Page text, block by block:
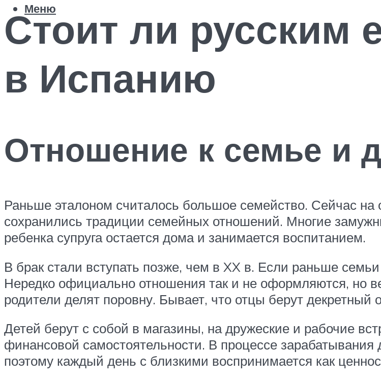
Меню
Стоит ли русским
в Испанию
Отношение к семье и
Раньше эталоном считалось большое семейство. Сейчас на
сохранились традиции семейных отношений. Многие
ребенка супруга остается дома и занимается воспитанием.
В брак стали вступать позже, чем в XX в. Если раньше
Нередко официально отношения так и не оформляются, но
родители делят поровну. Бывает, что отцы берут декретный
Детей берут с собой в магазины, на дружеские и рабочие
финансовой самостоятельности. В процессе
поэтому каждый день с близкими воспринимается как